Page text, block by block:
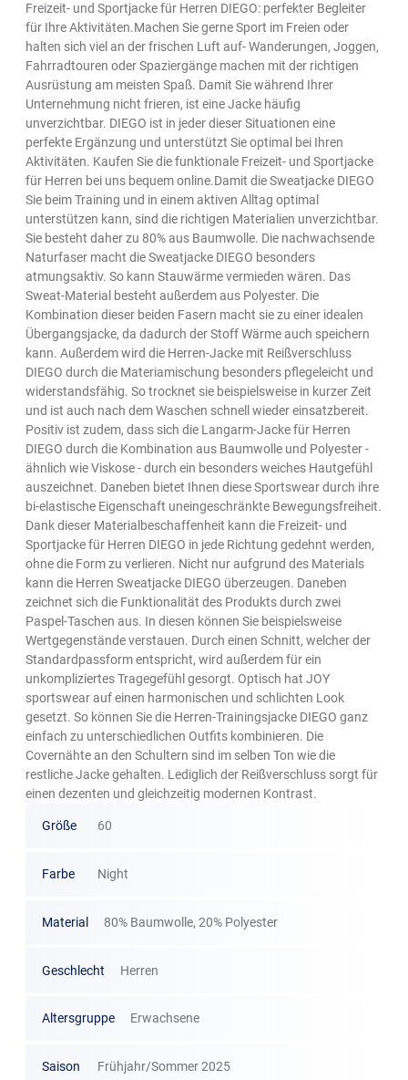
Freizeit- und Sportjacke für Herren DIEGO: perfekter Begleiter
für Ihre Aktivitäten.Machen Sie gerne Sport im Freien oder
halten sich viel an der frischen Luft auf- Wanderungen, Joggen,
Fahrradtouren oder Spaziergänge machen mit der richtigen
Ausrüstung am meisten Spaß. Damit Sie während Ihrer
Unternehmung nicht frieren, ist eine Jacke häufig
unverzichtbar. DIEGO ist in jeder dieser Situationen eine
perfekte Ergänzung und unterstützt Sie optimal bei Ihren
Aktivitäten. Kaufen Sie die funktionale Freizeit- und Sportjacke
für Herren bei uns bequem online.Damit die Sweatjacke DIEGO
Sie beim Training und in einem aktiven Alltag optimal
unterstützen kann, sind die richtigen Materialien unverzichtbar.
Sie besteht daher zu 80% aus Baumwolle. Die nachwachsende
Naturfaser macht die Sweatjacke DIEGO besonders
atmungsaktiv. So kann Stauwärme vermieden wären. Das
Sweat-Material besteht außerdem aus Polyester. Die
Kombination dieser beiden Fasern macht sie zu einer idealen
Übergangsjacke, da dadurch der Stoff Wärme auch speichern
kann. Außerdem wird die Herren-Jacke mit Reißverschluss
DIEGO durch die Materiamischung besonders pflegeleicht und
widerstandsfähig. So trocknet sie beispielsweise in kurzer Zeit
und ist auch nach dem Waschen schnell wieder einsatzbereit.
Positiv ist zudem, dass sich die Langarm-Jacke für Herren
DIEGO durch die Kombination aus Baumwolle und Polyester -
ähnlich wie Viskose - durch ein besonders weiches Hautgefühl
auszeichnet. Daneben bietet Ihnen diese Sportswear durch ihre
bi-elastische Eigenschaft uneingeschränkte Bewegungsfreiheit.
Dank dieser Materialbeschaffenheit kann die Freizeit- und
Sportjacke für Herren DIEGO in jede Richtung gedehnt werden,
ohne die Form zu verlieren. Nicht nur aufgrund des Materials
kann die Herren Sweatjacke DIEGO überzeugen. Daneben
zeichnet sich die Funktionalität des Produkts durch zwei
Paspel-Taschen aus. In diesen können Sie beispielsweise
Wertgegenstände verstauen. Durch einen Schnitt, welcher der
Standardpassform entspricht, wird außerdem für ein
unkompliziertes Tragegefühl gesorgt. Optisch hat JOY
sportswear auf einen harmonischen und schlichten Look
gesetzt. So können Sie die Herren-Trainingsjacke DIEGO ganz
einfach zu unterschiedlichen Outfits kombinieren. Die
Covernähte an den Schultern sind im selben Ton wie die
restliche Jacke gehalten. Lediglich der Reißverschluss sorgt für
einen dezenten und gleichzeitig modernen Kontrast.
Größe 60
Farbe Night
Material 80% Baumwolle, 20% Polyester
Geschlecht Herren
Altersgruppe Erwachsene
Saison Frühjahr/Sommer 2025